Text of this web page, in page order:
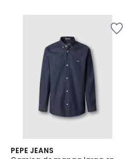
PEPE JEANS